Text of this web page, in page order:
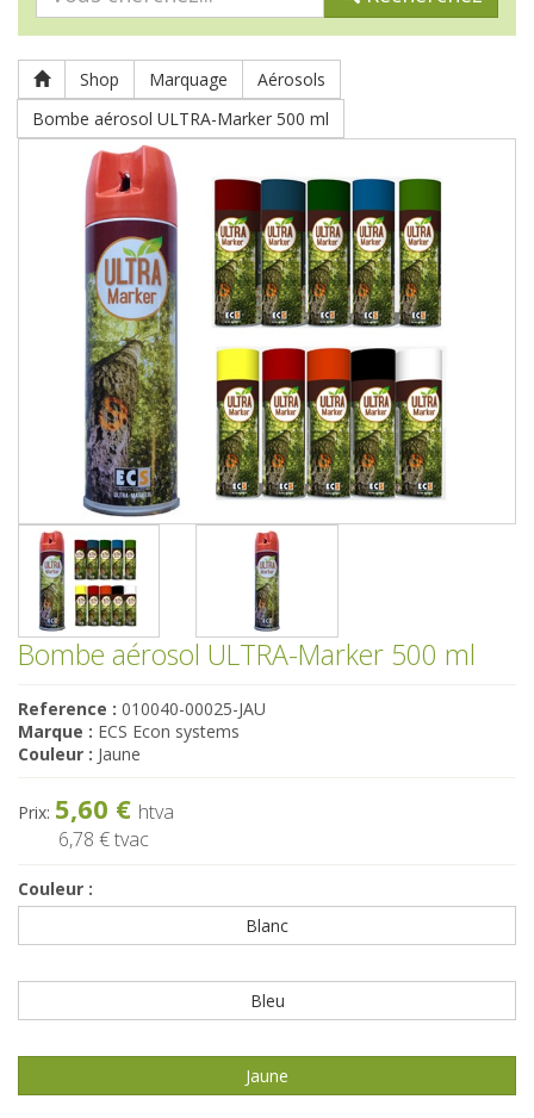
Shop Marquage
Aérosols
Bombe aérosol ULTRA-Marker 500 ml
Bombe aérosol ULTRA-Marker 500 ml
Reference : 010040-00025-JAU
Marque : ECS Econ systems
Couleur : Jaune
Prix: 5,60 € htva
6,78 €tvac
Couleur :
Blanc
Bleu
Jaune